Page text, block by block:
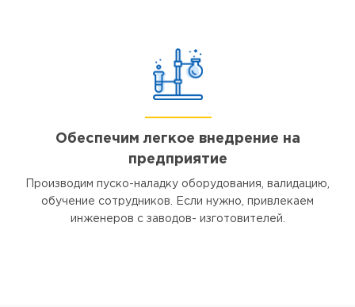
Обеспечим легкое внедрение на
предприятие
Производим пуско-наладку оборудования, валидацию,
обучение сотрудников. Если нужно, привлекаем
инженеров с заводов- изготовителей.